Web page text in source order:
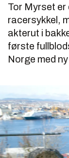
Tor Myrset er
racersykkel,
akterut i
første
Norge med